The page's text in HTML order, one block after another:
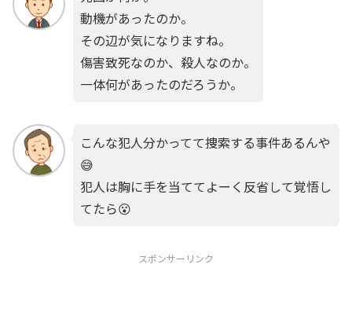
動機があったのか。
その辺が気になりますね。
傷害致死なのか、殺人なのか。
一体何があったのだろうか。
こんな犯人分かってて捜索する事件あるんや
😅
犯人は胸に手を当ててよーく反省して覚悟し
てたら😮
スポンサーリンク